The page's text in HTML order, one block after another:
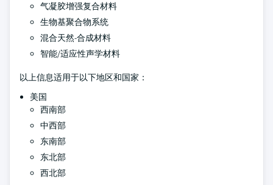
气凝胶增强复合材料
生物基聚合物系统
混合天然-合成材料
智能/适应性声学材料
以上信息适用于以下地区和国家：
美国
西南部
中西部
东南部
东北部
西北部